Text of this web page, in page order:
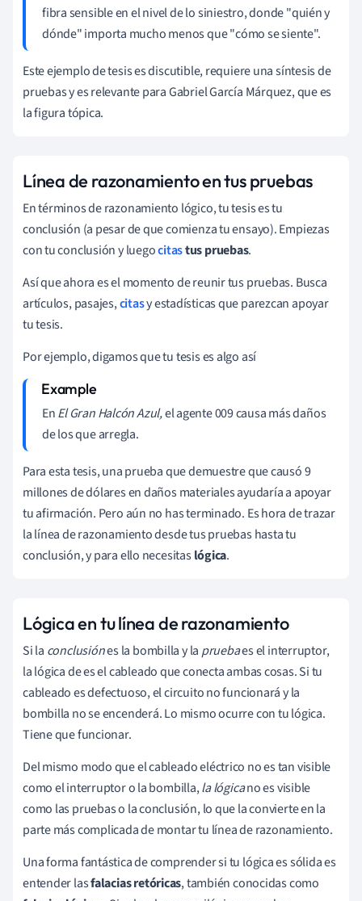
fibra sensible en el nivel de lo siniestro, donde "quién y
dónde" importa mucho menos que "cómo se siente".
Este ejemplo de tesis es discutible, requiere una síntesis de
pruebas y es relevante para Gabriel García Márquez, que es
la figura tópica.
Línea de razonamiento en tus pruebas
En términos de razonamiento lógico, tu tesis es tu
conclusión (a pesar de que comienza tu ensayo). Empiezas
con tu conclusión y luegocitastus pruebas.
Así que ahora es el momento de reunir tus pruebas. Busca
artículos, pasajes,citasy estadísticas que parezcan apoyar
tu tesis.
Por ejemplo, digamos que tu tesis es algo así
EnEl Gran Halcón Azul,el agente 009 causa más daños
de los que arregla.
Para esta tesis, una prueba que demuestre que causó 9
millones de dólares en daños materiales ayudaría a apoyar
tu afirmación. Pero aún no has terminado. Es hora de trazar
la línea de razonamiento desde tus pruebas hasta tu
conclusión, y para ello necesitaslógica.
Lógica en tu línea de razonamiento
Si la conclusiónes la bombilla y la pruebaes el interruptor,
la lógica dees el cableado que conecta ambas cosas. Si tu
cableado es defectuoso, el circuito no funcionará y la
bombilla no se encenderá. Lo mismo ocurre con tu lógica.
Tiene que funcionar.
Del mismo modo que el cableado eléctrico no es tan visible
como el interruptor o la bombilla,la lógicano es visible
como las pruebas o la conclusión, lo que la convierte en la
parte más complicada de montar tu línea de razonamiento.
Una forma fantástica de comprender si tu lógica es sólida es
entender lasfalacias retóricas, también conocidas como